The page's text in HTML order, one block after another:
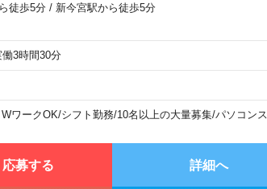
徒歩5分/ 新今宮駅から徒歩5分
3時間30分
ワークOK/シフト勤務/10名以上の大量募集/パソコン
応募する 詳細へ